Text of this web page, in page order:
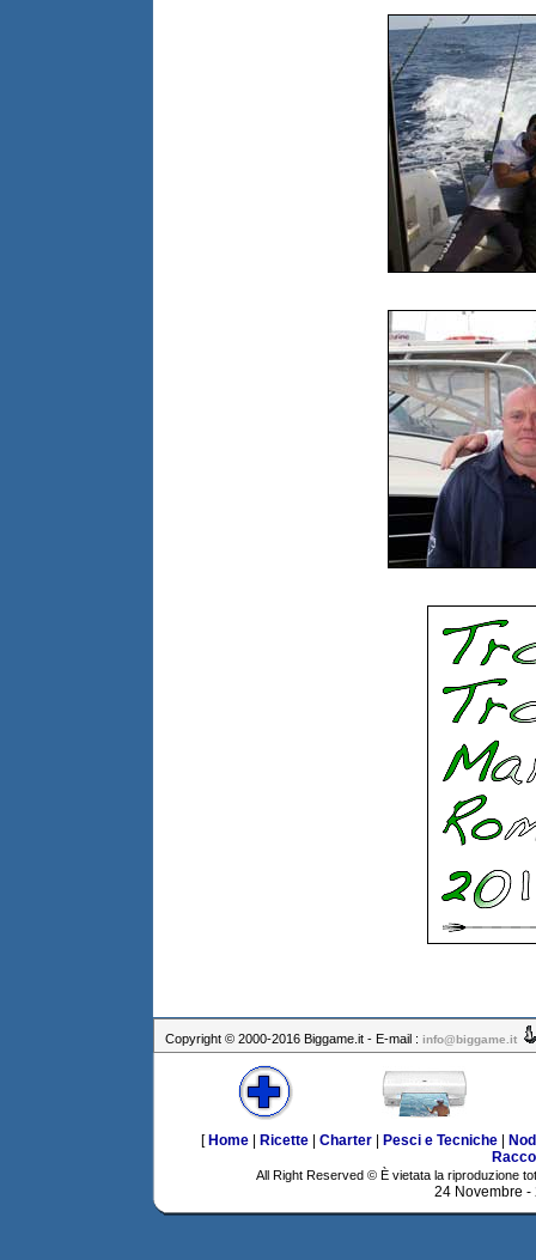
Copyright © 2000-2016 Biggame.it - E-mail : info@biggame.it
[ Home| Ricette| Charter| Pesci e Tecniche|
All Right Reserved © È vietata la riproduzione
24 Novembre